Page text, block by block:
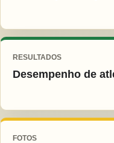
RESULTADOS
Desempenho de
FOTOS